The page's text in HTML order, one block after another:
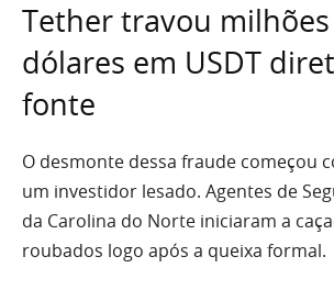
Tether travou
dólares em USDT
fonte
O desmonte dessa fraude começou
um investidor lesado. Agentes de
da Carolina do Norte iniciaram a
roubados logo após a queixa formal.